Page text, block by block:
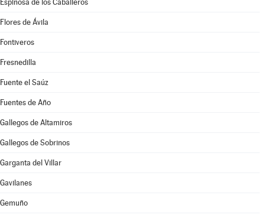
Espinosa de los Caballeros
Flores de Ávila
Fontiveros
Fresnedilla
Fuente el Saúz
Fuentes de Año
Gallegos de Altamiros
Gallegos de Sobrinos
Garganta del Villar
Gavilanes
Gemuño